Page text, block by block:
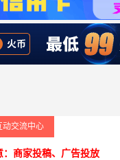
动交流中心
：商家投稿、广告投放